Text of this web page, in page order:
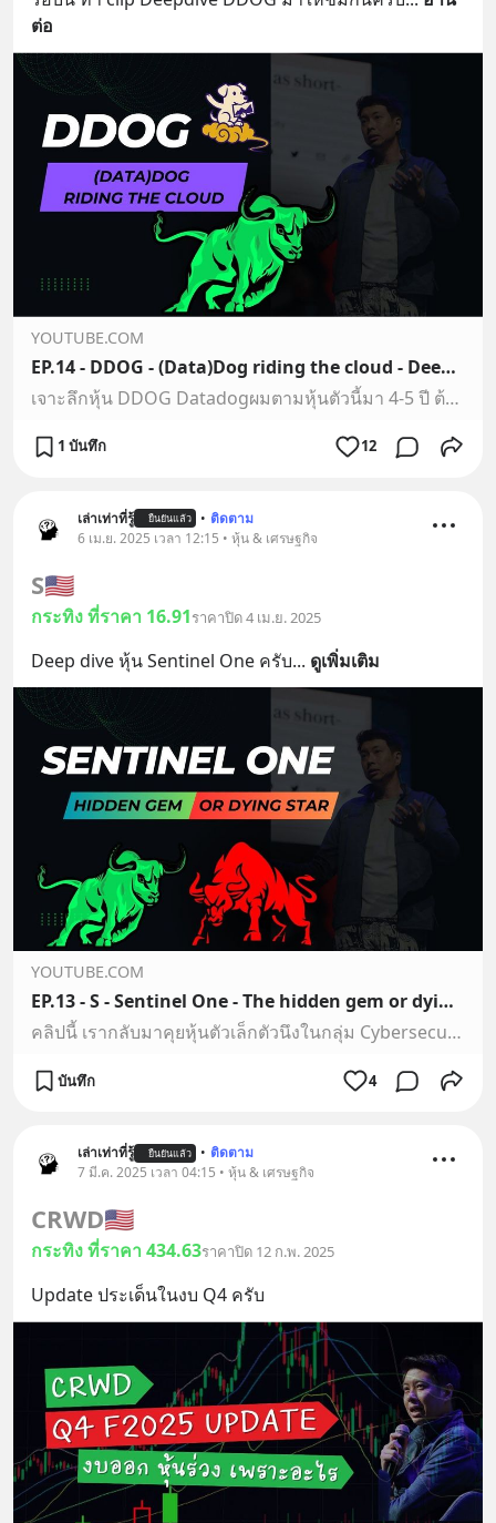
ต่อ
YOUTUBE.COM
EP.14 - DDOG - (Data)Dog riding the cloud - Deep Dive
เจาะลึกหุ้น DDOG Datadogผมตามหุ้นตัวนี้มา 4-5 ปี ต้องยอมรับว่า ไม่ได้เข้าใจมัน 100% จนกระทั่งเมื่อเร็วๆนี้ ได้มีโอกาสได้เห็น Demo แบบเต็มๆเลยเพิ่งจะถึงบางอ้อ…
1 บันทึก 12
เล่าเท่าที่รู้ ยืนยันแล้ว • ติดตาม
6 เม.ย. 2025 เวลา 12:15 • หุ้น & เศรษฐกิจ
S🇺🇸
กระทิง ที่ราคา 16.91ราคาปิด 4 เม.ย. 2025
Deep dive หุ้น Sentinel One ครับ... ดูเพิ่มเติม
YOUTUBE.COM
EP.13 - S - Sentinel One - The hidden gem or dying star
คลิปนี้ เรากลับมาคุยหุ้นตัวเล็กตัวนึงในกลุ่ม Cybersecurity กันครับSentinel One เป็น 1 ใน Leader ของกลุ่มนี้ แต่ Market cap ยังเล็กอยู่มาก เพิ่งจะแค่ 6.5B เท…
บันทึก 4
เล่าเท่าที่รู้ ยืนยันแล้ว • ติดตาม
7 มี.ค. 2025 เวลา 04:15 • หุ้น & เศรษฐกิจ
CRWD🇺🇸
กระทิง ที่ราคา 434.63ราคาปิด 12 ก.พ. 2025
Update ประเด็นในงบ Q4 ครับ